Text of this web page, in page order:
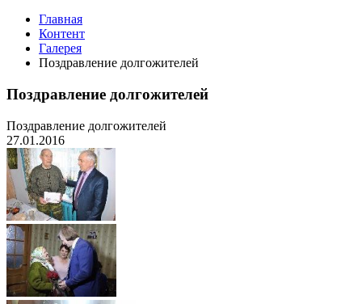
Главная
Контент
Галерея
Поздравление долгожителей
Поздравление долгожителей
Поздравление долгожителей
27.01.2016